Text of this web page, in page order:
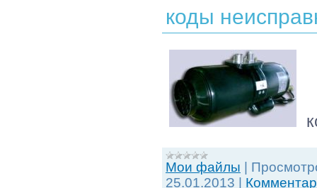
коды
Мои файлы
25.01.2013